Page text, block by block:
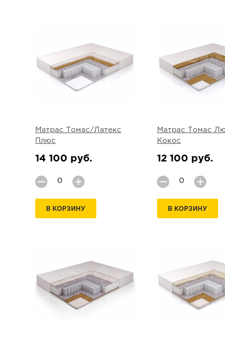
Матрас Томас/Латекс
Плюс
14 100 руб.
В КОРЗИНУ
Матрас Томас
Кокос
12 100 руб.
В КОРЗИНУ